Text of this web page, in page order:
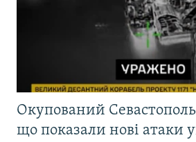
Окупований
що показали нові атаки